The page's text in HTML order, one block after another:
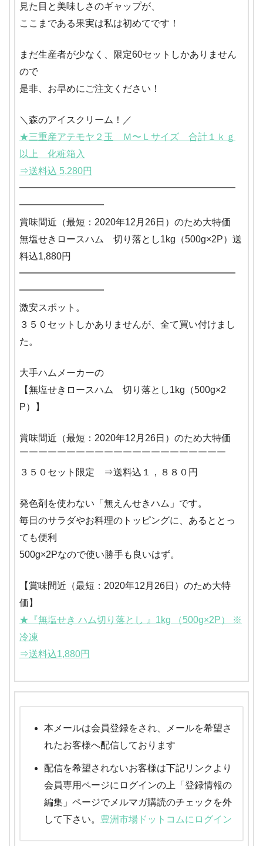
見た目と美味しさのギャップが、
ここまである果実は私は初めてです！
まだ生産者が少なく、限定60セットしかありません
ので
是非、お早めにご注文ください！
＼森のアイスクリーム！／
★三重産アテモヤ２玉 Ｍ〜Ｌサイズ 合計１ｋｇ
以上 化粧箱入
⇒送料込 5,280円
━━━━━━━━━━━━━━━━━━━━━━━
━━━━━━━━━
賞味間近（最短：2020年12月26日）のため大特価
無塩せきロースハム 切り落とし1kg（500g×2P）送
料込1,880円
━━━━━━━━━━━━━━━━━━━━━━━
━━━━━━━━━
激安スポット。
３５０セットしかありませんが、全て買い付けまし
た。
大手ハムメーカーの
【無塩せきロースハム 切り落とし1kg（500g×2
P）】
賞味間近（最短：2020年12月26日）のため大特価
￣￣￣￣￣￣￣￣￣￣￣￣￣￣￣￣￣￣￣￣￣￣
３５０セット限定 ⇒送料込１，８８０円
発色剤を使わない「無えんせきハム」です。
毎日のサラダやお料理のトッピングに、あるととっ
ても便利
500g×2Pなので使い勝手も良いはず。
【賞味間近（最短：2020年12月26日）のため大特
価】
★『無塩せき ハム切り落とし 』1kg （500g×2P） ※
冷凍
⇒送料込1,880円
本メールは会員登録をされ、メールを希望さ
れたお客様へ配信しております
配信を希望されないお客様は下記リンクより
会員専用ページにログインの上「登録情報の
編集」ページでメルマガ購読のチェックを外
して下さい。 豊洲市場ドットコムにログイン